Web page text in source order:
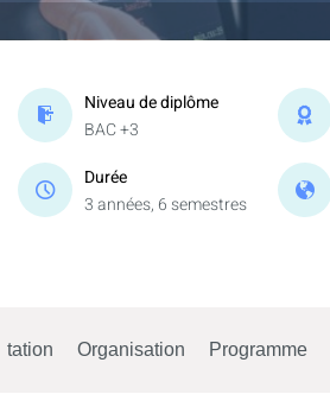
Niveau de diplôme
BAC +3
Durée
3 années, 6 semestres
Organisation Programme